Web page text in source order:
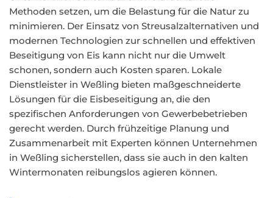
Methoden setzen, um die Belastung für die Natur zu
minimieren. Der Einsatz von Streusalzalternativen und
modernen Technologien zur schnellen und effektiven
Beseitigung von Eis kann nicht nur die Umwelt
schonen, sondern auch Kosten sparen. Lokale
Dienstleister in Weßling bieten maßgeschneiderte
Lösungen für die Eisbeseitigung an, die den
spezifischen Anforderungen von Gewerbebetrieben
gerecht werden. Durch frühzeitige Planung und
Zusammenarbeit mit Experten können Unternehmen
in Weßling sicherstellen, dass sie auch in den kalten
Wintermonaten reibungslos agieren können.